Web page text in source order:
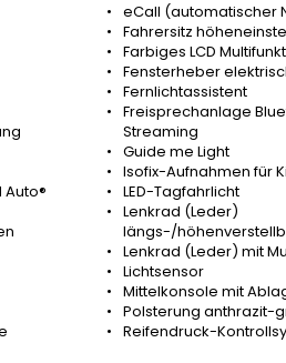
eCall (automatischer
Fahrersitz
Farbiges LCD
Fensterheber
Fernlichtassistent
Freisprechanlage
Streaming
Guide me Light
Isofix-Aufnahmen für
LED-Tagfahrlicht
Lenkrad (Leder)
längs-/
Lenkrad (Leder) mit
Lichtsensor
Mittelkonsole mit
Polsterung anthrazit-
Reifendruck-